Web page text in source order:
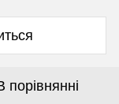
порівнянні